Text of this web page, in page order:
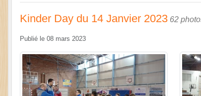
Kinder Day du 14 Janvier 2023 62
Publié le 08 mars 2023